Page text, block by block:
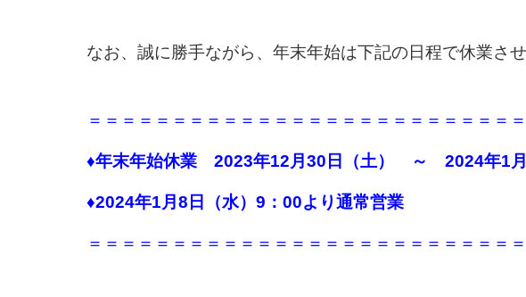
なお、誠に勝手ながら、年末年始は下記の日程で休業さ
＝＝＝＝＝＝＝＝＝＝＝＝＝＝＝＝＝＝＝＝＝＝＝＝＝
♦年末年始休業 2023年12月30日（土） ～ 2024年1月
♦2024年1月8日（水）9：00より通常営業
＝＝＝＝＝＝＝＝＝＝＝＝＝＝＝＝＝＝＝＝＝＝＝＝＝